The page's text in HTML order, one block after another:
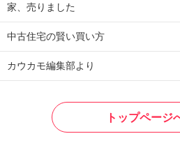
家、売りました
中古住宅の賢い買い方
カウカモ編集部より
トップページ